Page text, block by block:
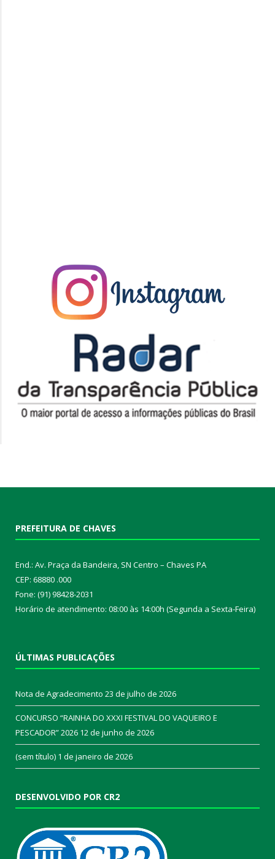
PREFEITURA DE CHAVES
End.: Av. Praça da Bandeira, SN Centro – Chaves PA
CEP: 68880 .000
Fone: (91) 98428-2031
Horário de atendimento: 08:00 às 14:00h (Segunda a Sexta-Feira)
ÚLTIMAS PUBLICAÇÕES
Nota de Agradecimento 23 de julho de 2026
CONCURSO “RAINHA DO XXXI FESTIVAL DO VAQUEIRO E
PESCADOR” 2026 12 de junho de 2026
(sem título) 1 de janeiro de 2026
DESENVOLVIDO POR CR2